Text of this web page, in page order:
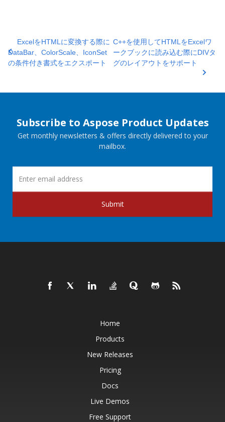
ExcelをHTMLに変換する際に
DataBar、ColorScale、IconSet
の条件付き書式をエクスポート
C++を使用してHTMLをExcelワ
ークブックに読み込む際にDIVタ
グのレイアウトをサポート
Subscribe to Aspose Product Updates
Get monthly newsletters & offers directly delivered to your
mailbox.
Submit
Home
Products
New Releases
Pricing
Docs
Live Demos
Free Support